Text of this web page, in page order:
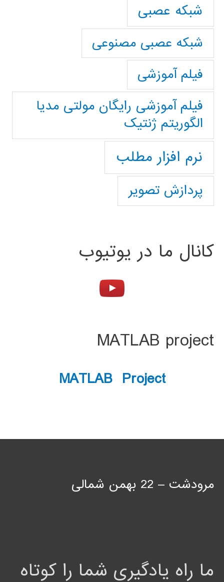
شبکه عصبی
شبکه عصبی مصنوعی
فیلم آموزشی
فیلم آموزشی رایگان مولتی مدیا
الگوریتم ژنتیک
نرم افزار مطلب
پردازش تصویر
کانال ما در یوتیوب
MATLAB project
MATLAB Project
مرودشت – 22 بهمن شمالی
ما راه یادگیری شما را کوتاه